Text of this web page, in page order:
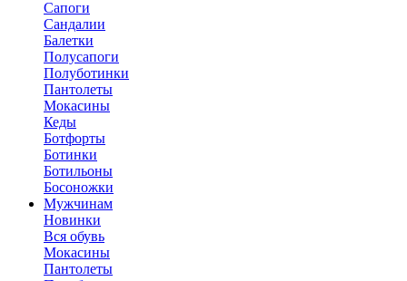
Сапоги
Сандалии
Балетки
Полусапоги
Полуботинки
Пантолеты
Мокасины
Кеды
Ботфорты
Ботинки
Ботильоны
Босоножки
Мужчинам
Новинки
Вся обувь
Мокасины
Пантолеты